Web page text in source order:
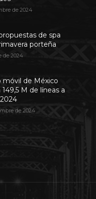
de 2024
de spa
porteña
de 2024
móvil de México
149,5 M de líneas a
de 2024